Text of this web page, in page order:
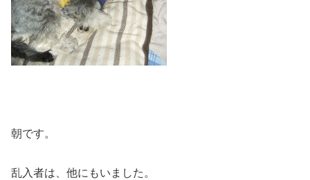
朝です。
乱入者は、他にもいました。